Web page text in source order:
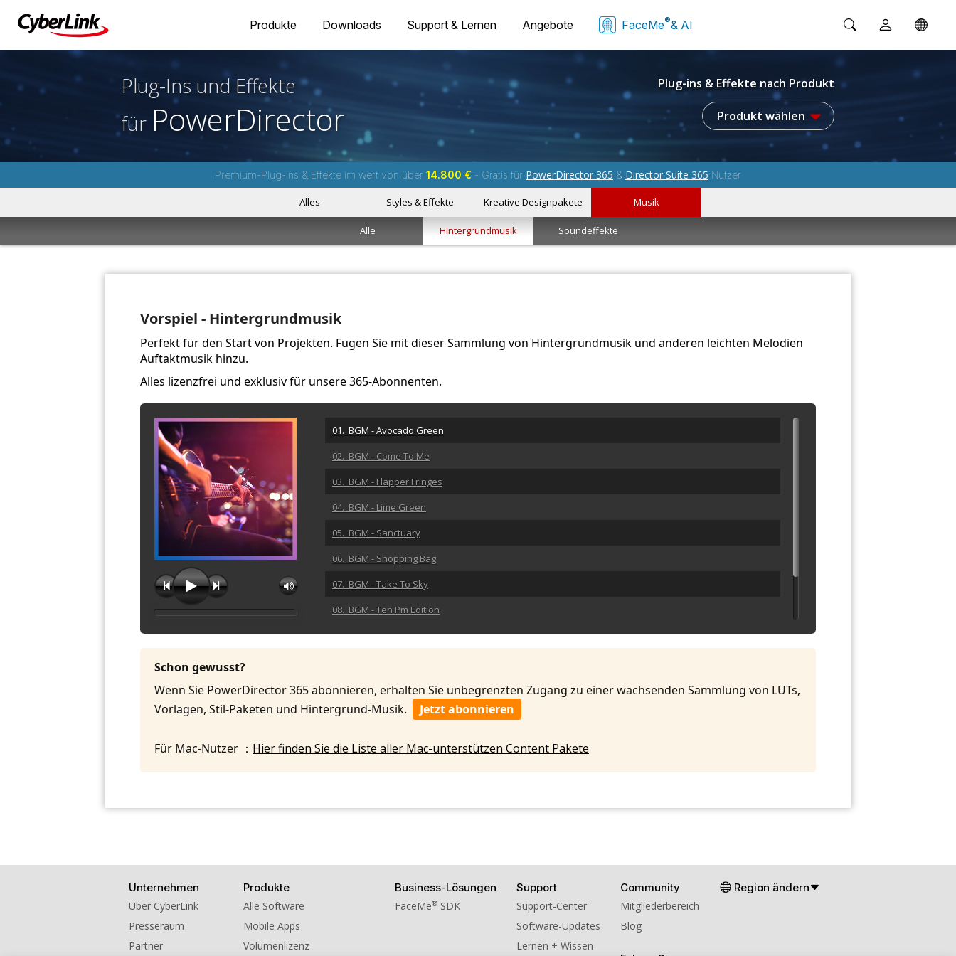
Produkte Downloads Support & Lernen Angebote FaceMe®& AI
Plug-Ins und Effekte
für PowerDirector
Plug-ins & Effekte nach Produkt
Produkt wählen
Premium-Plug-ins & Effekte im wert von über 14.800 € - Gratis für PowerDirector 365 & Director Suite 365 Nutzer
Alles Styles & Effekte Kreative Designpakete Musik
Alle Hintergrundmusik Soundeffekte
Vorspiel - Hintergrundmusik
Perfekt für den Start von Projekten. Fügen Sie mit dieser Sammlung von Hintergrundmusik und anderen leichten Melodien
Auftaktmusik hinzu.
Alles lizenzfrei und exklusiv für unsere 365-Abonnenten.
01. BGM - Avocado Green
02. BGM - Come To Me
03. BGM - Flapper Fringes
04. BGM - Lime Green
05. BGM - Sanctuary
06. BGM - Shopping Bag
07. BGM - Take To Sky
08. BGM - Ten Pm Edition
09. BGM - Urgent Bulletin
Schon gewusst?
Wenn Sie PowerDirector 365 abonnieren, erhalten Sie unbegrenzten Zugang zu einer wachsenden Sammlung von LUTs,
Vorlagen, Stil-Paketen und Hintergrund-Musik.
Jetzt abonnieren
Für Mac-Nutzer ： Hier finden Sie die Liste aller Mac-unterstützen Content Pakete
Unternehmen
Über CyberLink
Presseraum
Partner
Produkte
Alle Software
Mobile Apps
Volumenlizenz
Business-Lösungen
FaceMe® SDK
Support
Support-Center
Software-Updates
Lernen + Wissen
Community
Mitgliederbereich
Blog
Region ändern